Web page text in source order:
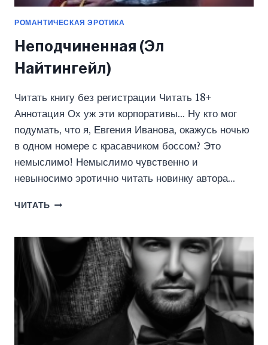
РОМАНТИЧЕСКАЯ ЭРОТИКА
Неподчиненная (Эл
Найтингейл)
Читать книгу без регистрации Читать 18+
Аннотация Ох уж эти корпоративы… Ну кто мог
подумать, что я, Евгения Иванова, окажусь ночью
в одном номере с красавчиком боссом? Это
немыслимо! Немыслимо чувственно и
невыносимо эротично читать новинку автора…
ЧИТАТЬ НЕПОДЧИНЕННАЯ